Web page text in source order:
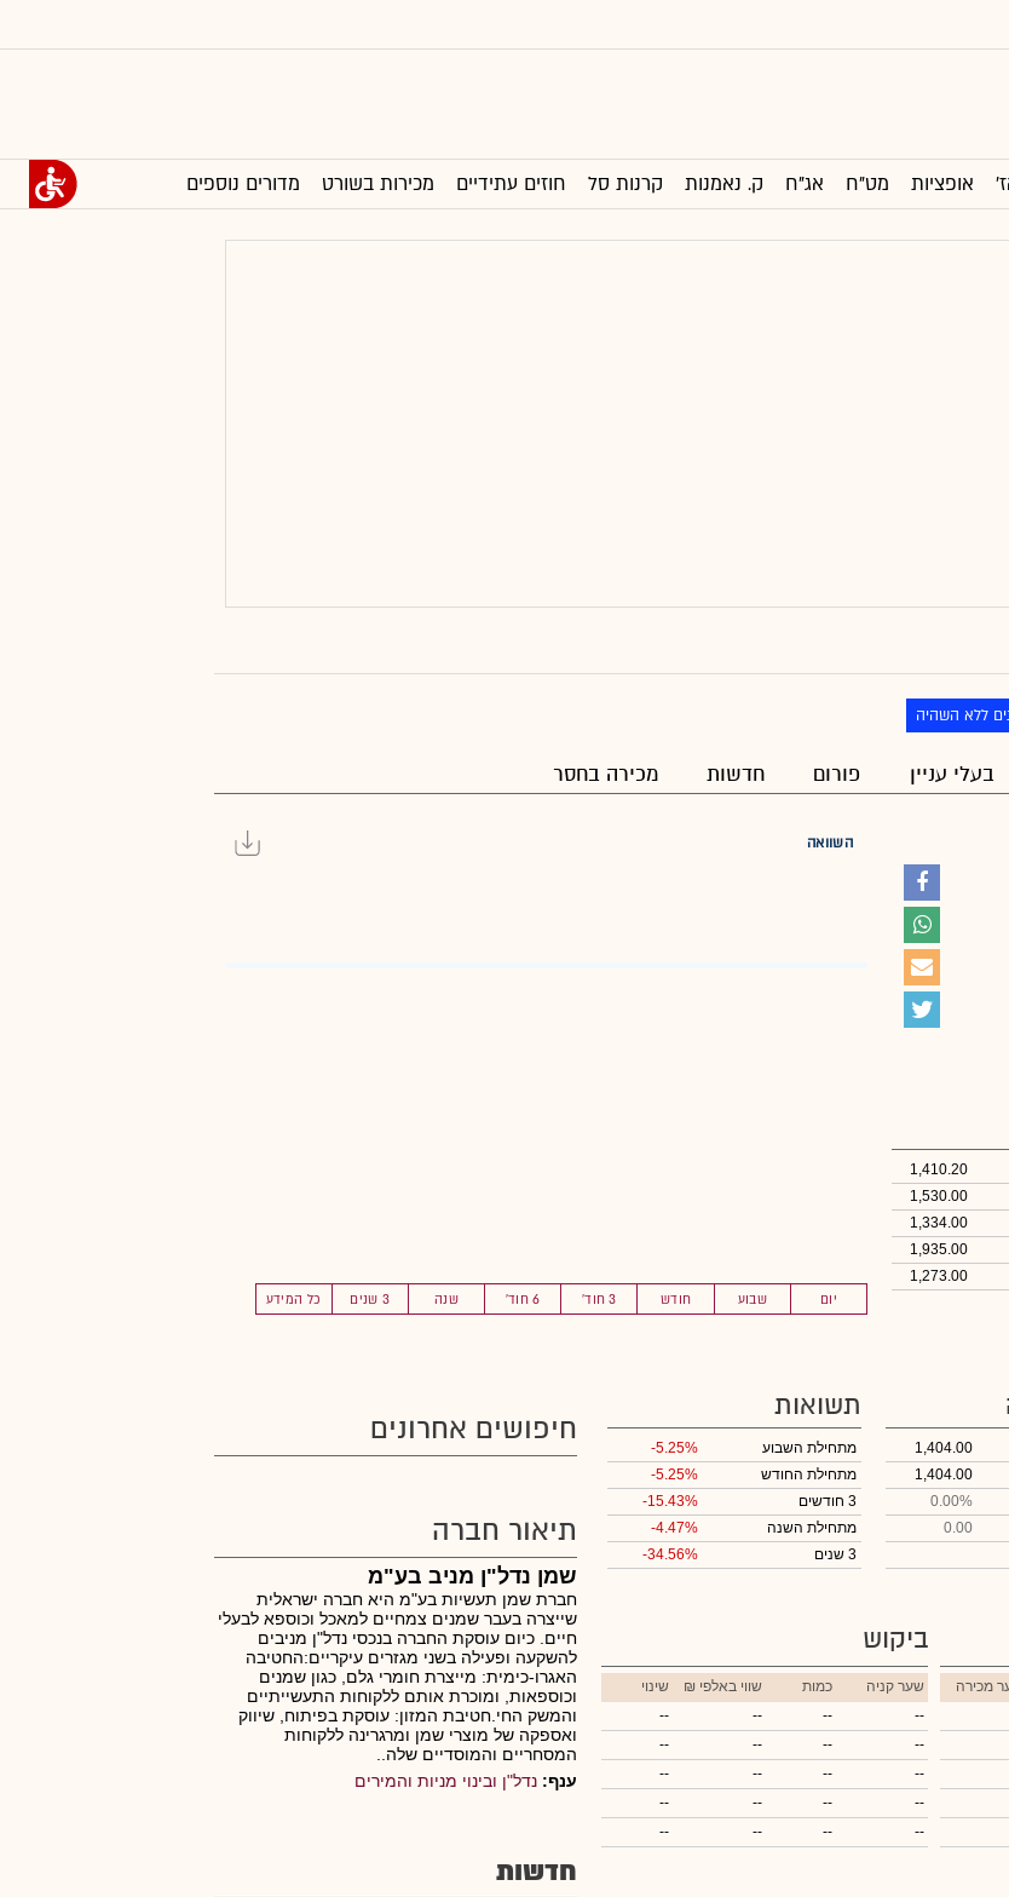
אופציות מט"ח אג"ח ק. נאמנות קרנות סל חוזים עתידיים מכירות בשורט מדורים נוספים
ללא השהיה
בעלי עניין פורום חדשות מכירה בחסר
השוואה
יום שבוע חודש 3 חוד' 6 חוד' שנה 3 שנים כל המידע
1,410.20
1,530.00
1,334.00
1,935.00
1,273.00
1,404.00
1,404.00
0.00%
0.00
תשואות
מתחילת השבוע
-5.25%
מתחילת החודש
-5.25%
3 חודשים
-15.43%
מתחילת השנה
-4.47%
3 שנים
-34.56%
מכירה
ביקוש
שער קניה כמות ₪ שווי באלפי
שינוי
--
--
--
--
--
--
--
--
--
--
--
--
--
--
--
--
--
--
--
--
חיפושים אחרונים
תיאור חברה
שמן נדל"ן מניב בע"מ
חברת שמן תעשיות בע"מ היא חברה ישראלית
שייצרה בעבר שמנים צמחיים למאכל וכוספא לבעלי
חיים. כיום עוסקת החברה בנכסי נדל"ן מניבים
להשקעה ופעילה בשני מגזרים עיקריים:החטיבה
האגרו-כימית: מייצרת חומרי גלם, כגון שמנים
וכוספאות, ומוכרת אותם ללקוחות התעשייתיים
והמשק החי.חטיבת המזון: עוסקת בפיתוח, שיווק
ואספקה של מוצרי שמן ומרגרינה ללקוחות
המסחריים והמוסדיים שלה..
ענף: נדל"ן ובינוי מניות והמירים
חדשות